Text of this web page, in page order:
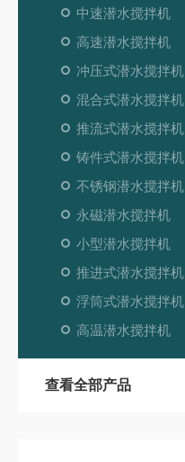
中速潜水搅拌机
高速潜水搅拌机
冲压式潜水搅拌机
混合式潜水搅拌机
推流式潜水搅拌机
铸件式潜水搅拌机
不锈钢潜水搅拌机
永磁潜水搅拌机
小型潜水搅拌机
推进式潜水搅拌机
浮筒式潜水搅拌机
高温潜水搅拌机
查看全部产品